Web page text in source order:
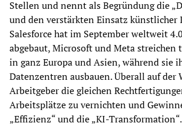
Stellen und nennt als Begründung die
und den verstärkten Einsatz künstlicher
Salesforce hat im September weltweit
abgebaut, Microsoft und Meta streichen
in ganz Europa und Asien, während sie
Datenzentren ausbauen. Überall auf der
Arbeitgeber die gleichen
Arbeitsplätze zu vernichten und
„Effizienz“ und die „KI-Transformation“.